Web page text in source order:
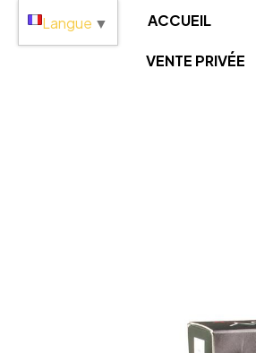
ACCUEIL
VENTE PRIVÉE
Langue ▼